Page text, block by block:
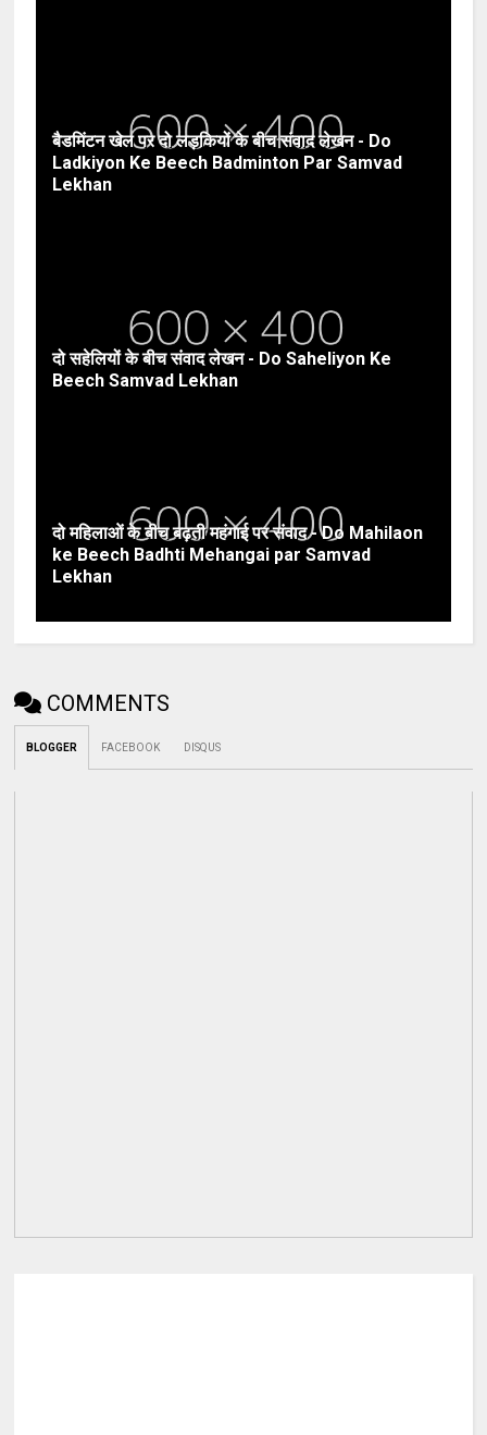
बैडमिंटन खेल पर दो लड़कियों के बीच संवाद लेखन - Do
Ladkiyon Ke Beech Badminton Par Samvad
Lekhan
दो सहेलियों के बीच संवाद लेखन - Do Saheliyon Ke
Beech Samvad Lekhan
दो महिलाओं के बीच बढ़ती महंगाई पर संवाद - Do Mahilaon
ke Beech Badhti Mehangai par Samvad
Lekhan
COMMENTS
BLOGGER FACEBOOK DISQUS